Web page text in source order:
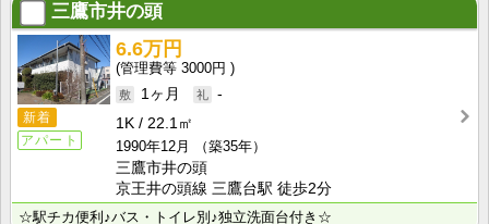
三鷹市井の頭
新着
アパート
6.6万円
3000円
1ヶ月
-
1K
22.1㎡
1990年12月
（築35年）
三鷹市井の頭
京王井の頭線 三鷹台駅 徒歩2分
☆駅チカ便利♪バス・トイレ別♪独立洗面台付き☆